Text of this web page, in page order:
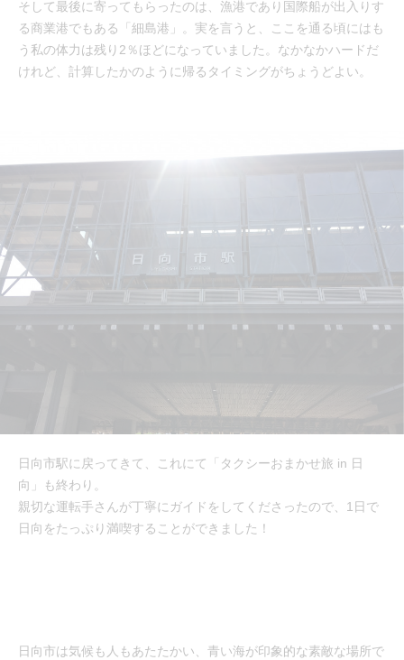
そして最後に寄ってもらったのは、漁港であり国際船が出入りす
る商業港でもある「細島港」。実を言うと、ここを通る頃にはも
う私の体力は残り2％ほどになっていました。なかなかハードだ
けれど、計算したかのように帰るタイミングがちょうどよい。
日向市駅に戻ってきて、これにて「タクシーおまかせ旅 in 日
向」も終わり。
親切な運転手さんが丁寧にガイドをしてくださったので、1日で
日向をたっぷり満喫することができました！
日向市は気候も人もあたたかい、青い海が印象的な素敵な場所で